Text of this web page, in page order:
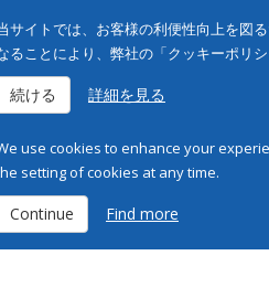
サイトでは、お客様の利便性向上を図
ることにより、弊社の「クッキーポリ
続ける 詳細を見る
use cookies to enhance your
setting of cookies at any time.
Continue Find more